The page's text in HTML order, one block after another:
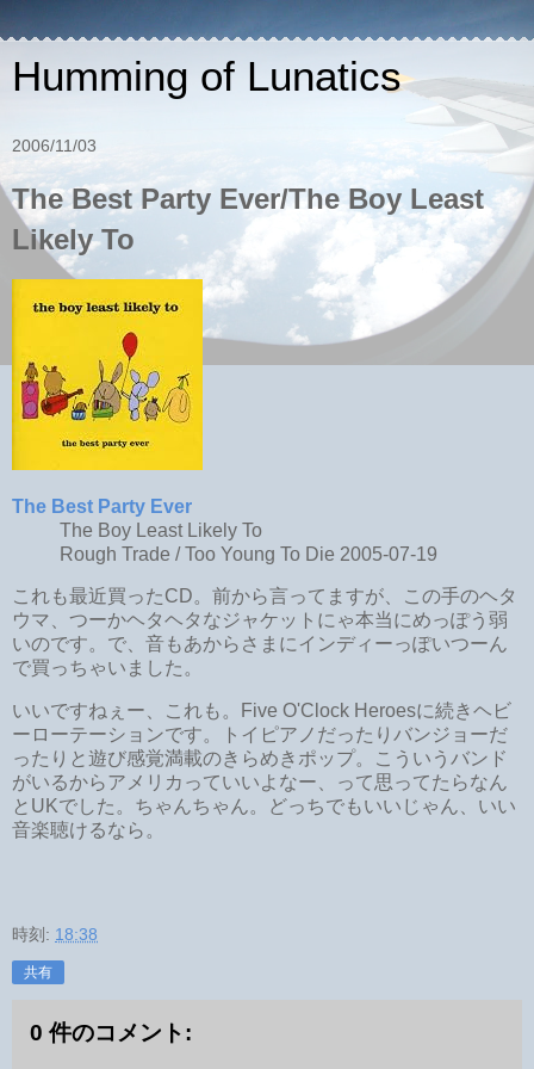
Humming of Lunatics
2006/11/03
The Best Party Ever/The Boy Least
Likely To
The Best Party Ever
The Boy Least Likely To
Rough Trade / Too Young To Die 2005-07-19
これも最近買ったCD。前から言ってますが、この手のヘタ
ウマ、つーかヘタヘタなジャケットにゃ本当にめっぽう弱
いのです。で、音もあからさまにインディーっぽいつーん
で買っちゃいました。
いいですねぇー、これも。Five O'Clock Heroesに続きヘビ
ーローテーションです。トイピアノだったりバンジョーだ
ったりと遊び感覚満載のきらめきポップ。こういうバンド
がいるからアメリカっていいよなー、って思ってたらなん
とUKでした。ちゃんちゃん。どっちでもいいじゃん、いい
音楽聴けるなら。
時刻: 18:38
共有
0 件のコメント: